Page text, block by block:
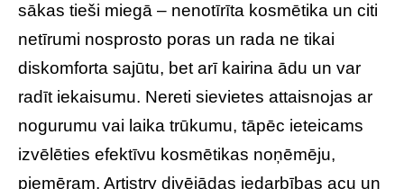
sākas tieši miegā – nenotīrīta kosmētika un citi
netīrumi nosprosto poras un rada ne tikai
diskomforta sajūtu, bet arī kairina ādu un var
radīt iekaisumu. Nereti sievietes attaisnojas ar
nogurumu vai laika trūkumu, tāpēc ieteicams
izvēlēties efektīvu kosmētikas noņēmēju,
piemēram, Artistry divējādas iedarbības acu un